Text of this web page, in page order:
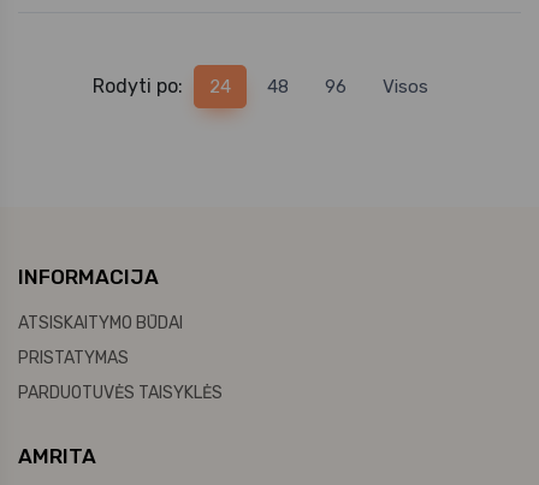
Rodyti po: 24 48 96 Visos
INFORMACIJA
ATSISKAITYMO BŪDAI
PRISTATYMAS
PARDUOTUVĖS TAISYKLĖS
AMRITA